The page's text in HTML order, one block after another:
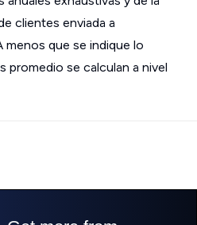
clientes enviada a
menos que se indique lo
promedio se calculan a nivel